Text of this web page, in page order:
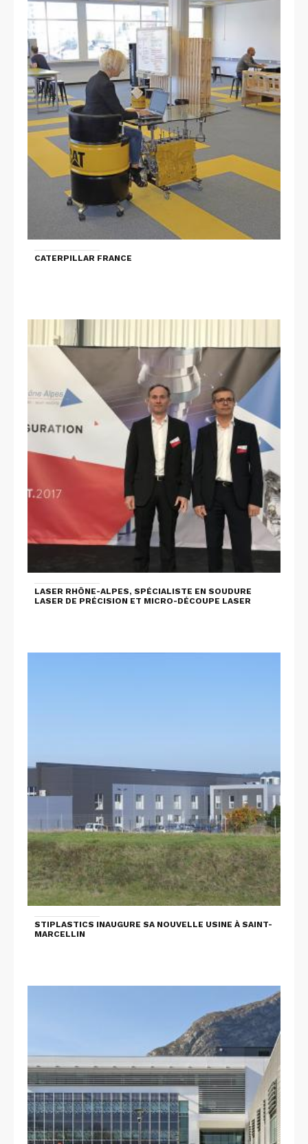
CATERPILLAR FRANCE
LASER RHÔNE-ALPES, SPÉCIALISTE EN SOUDURE
LASER DE PRÉCISION ET MICRO-DÉCOUPE LASER
STIPLASTICS INAUGURE SA NOUVELLE USINE À SAINT-
MARCELLIN